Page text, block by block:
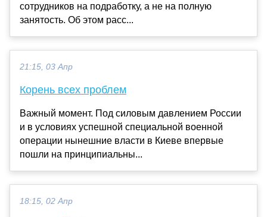
сотрудников на подработку, а не на полную
занятость. Об этом расс...
21:15, 03 Апр
Корень всех проблем
Важный момент. Под силовым давлением России
и в условиях успешной специальной военной
операции нынешние власти в Киеве впервые
пошли на принципиальны...
18:15, 02 Апр